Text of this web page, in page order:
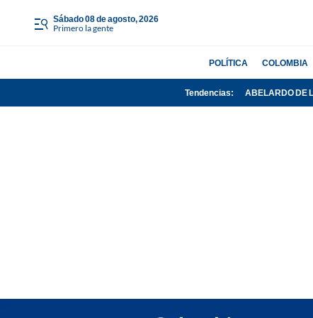
sábado 08 de agosto, 2026
Primero la gente
POLÍTICA COLOMBIA
Tendencias: ABELARDO DE